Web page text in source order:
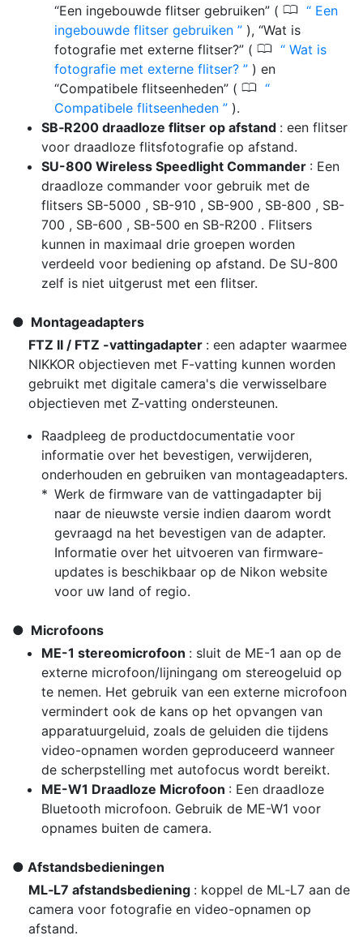
“Een ingebouwde flitser gebruiken” ( 0
Een
ingebouwde flitser gebruiken
), “Wat is
fotografie met externe flitser?” ( 0
Wat is
fotografie met externe flitser?
) en
“Compatibele flitseenheden” ( 0
Compatibele flitseenheden
).
SB‑R200 draadloze flitser op afstand : een flitser
voor draadloze flitsfotografie op afstand.
SU-800 Wireless Speedlight Commander : Een
draadloze commander voor gebruik met de
flitsers SB-5000 , SB-910 , SB-900 , SB-800 , SB-
700 , SB-600 , SB-500 en SB-R200 . Flitsers
kunnen in maximaal drie groepen worden
verdeeld voor bediening op afstand. De SU-800
zelf is niet uitgerust met een flitser.
Montageadapters
FTZ II / FTZ -vattingadapter : een adapter waarmee
NIKKOR objectieven met F-vatting kunnen worden
gebruikt met digitale camera's die verwisselbare
objectieven met Z-vatting ondersteunen.
Raadpleeg de productdocumentatie voor
informatie over het bevestigen, verwijderen,
onderhouden en gebruiken van montageadapters.
Werk de firmware van de vattingadapter bij
naar de nieuwste versie indien daarom wordt
gevraagd na het bevestigen van de adapter.
Informatie over het uitvoeren van firmware-
updates is beschikbaar op de Nikon website
voor uw land of regio.
Microfoons
ME-1 stereomicrofoon : sluit de ME-1 aan op de
externe microfoon/lijningang om stereogeluid op
te nemen. Het gebruik van een externe microfoon
vermindert ook de kans op het opvangen van
apparatuurgeluid, zoals de geluiden die tijdens
video-opnamen worden geproduceerd wanneer
de scherpstelling met autofocus wordt bereikt.
ME-W1 Draadloze Microfoon : Een draadloze
Bluetooth microfoon. Gebruik de ME-W1 voor
opnames buiten de camera.
Afstandsbedieningen
ML‑L7 afstandsbediening : koppel de ML‑L7 aan de
camera voor fotografie en video-opnamen op
afstand.